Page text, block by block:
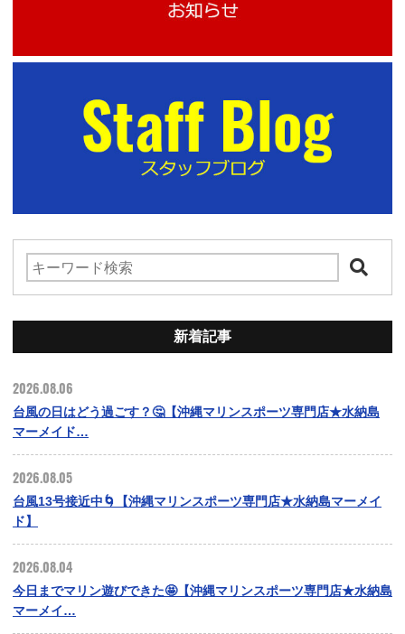
新着記事
2026.08.06
台風の日はどう過ごす？🤔【沖縄マリンスポーツ専門店★水納島
マーメイド…
2026.08.05
台風13号接近中🌀【沖縄マリンスポーツ専門店★水納島マーメイ
ド】
2026.08.04
今日までマリン遊びできた🤩【沖縄マリンスポーツ専門店★水納島
マーメイ…